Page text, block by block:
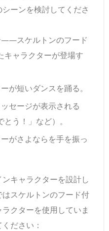
ーンを検討してくださ
——スケルトンのフード
キャラクターが登場す
が短いダンスを踊る。
セージが表示される
とう！」など）。
がさよならを手を振っ
ンキャラクターを設計し
スケルトンのフード付
クターを使用していま
ださい：